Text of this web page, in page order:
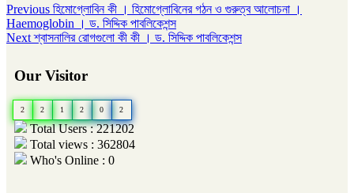
Post
navigation
Previous Previous
post:
হিমোগ্লোবিন কী । হিমোগ্লোবিনের গঠন ও গুরুত্ব আলোচনা ।
Haemoglobin । ড. সিদ্দিক পাবলিকেশন্স
NextNext
শ্বাসনালির রোগগুলো কী কী । ড. সিদ্দিক পাবলিকেশন্স
Our Visitor
2 2 1 2 0 2
Total Users : 221202
Total views : 362804
Who's Online : 0